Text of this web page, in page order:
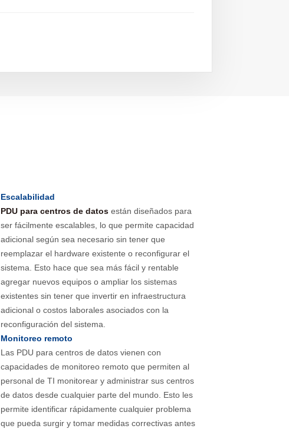
Escalabilidad
PDU para centros de datosestán diseñados para
ser fácilmente escalables, lo que permite capacidad
adicional según sea necesario sin tener que
reemplazar el hardware existente o reconfigurar el
sistema. Esto hace que sea más fácil y rentable
agregar nuevos equipos o ampliar los sistemas
existentes sin tener que invertir en infraestructura
adicional o costos laborales asociados con la
reconfiguración del sistema.
Monitoreo remoto
Las PDU para centros de datos vienen con
capacidades de monitoreo remoto que permiten al
personal de TI monitorear y administrar sus centros
de datos desde cualquier parte del mundo. Esto les
permite identificar rápidamente cualquier problema
que pueda surgir y tomar medidas correctivas antes